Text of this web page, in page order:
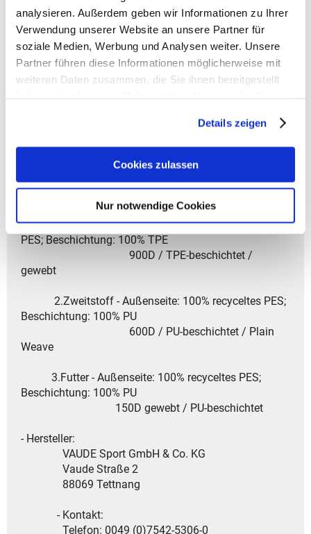
analysieren. Außerdem geben wir Informationen zu Ihrer
Verwendung unserer Website an unsere Partner für
soziale Medien, Werbung und Analysen weiter. Unsere
Partner führen diese Informationen möglicherweise mit
weiteren Daten zusammen, die Sie ihnen bereitgestellt
Details zeigen
Cookies zulassen
Nur notwendige Cookies
Tragekomfort.
- Vent Urban Rücken garantiert optimalen
Körperkontakt und Atmungsaktivität.
- Längenverstellbare, gepolsterte Schultergurte für
- Brustgurt stabilisiert den Rucksack und sorgt für
- Reflektierende Details erhöhen die Sichtbarkeit bei
- Das Design ist für Unisex geeignet.
- Garantiedauer: Gesetzliche Gewährleistungsfrist von
2 Jahren
- Material: 1.Hauptstoff - Außenseite: 100% recyceltes
PES; Beschichtung: 100% TPE
900D / TPE-beschichtet /
gewebt
2.Zweitstoff - Außenseite: 100% recyceltes PES;
Beschichtung: 100% PU
600D / PU-beschichtet / Plain
Weave
3.Futter - Außenseite: 100% recyceltes PES;
Beschichtung: 100% PU
150D gewebt / PU-beschichtet
- Hersteller:
VAUDE Sport GmbH & Co. KG
Vaude Straße 2
88069 Tettnang
- Kontakt:
Telefon: 0049 (0)7542-5306-0